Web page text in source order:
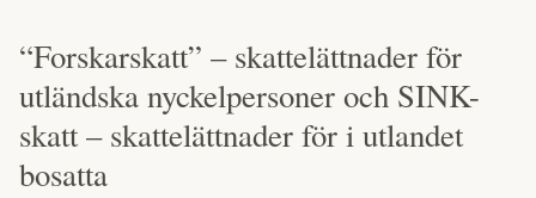
“Forskarskatt” – skattelättnader för
utländska nyckelpersoner och SINK-
skatt – skattelättnader för i utlandet
bosatta